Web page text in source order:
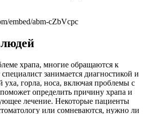
embed/abm-cZbVcpc
храпа, многие обращаются к
занимается диагностикой и
уха, горла, носа, включая проблемы с
определить причину храпа и
лечение. Некоторые пациенты
или сомневаются, нужно ли